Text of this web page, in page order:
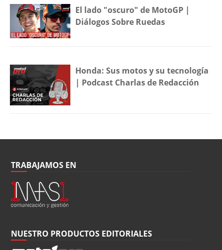
El lado "oscuro" de MotoGP |
Diálogos Sobre Ruedas
Honda: Sus motos y su tecnología
| Podcast Charlas de Redacción
TRABAJAMOS EN
NUESTRO PRODUCTOS EDITORIALES